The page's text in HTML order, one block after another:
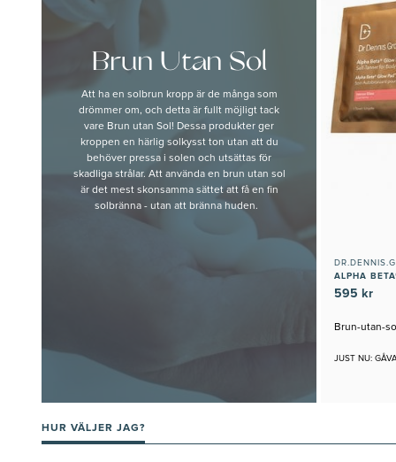
Brun Utan Sol
Att ha en solbrun kropp är de många som
drömmer om, och detta är fullt möjligt tack
vare Brun utan Sol! Dessa produkter ger
kroppen en härlig solkysst ton utan att du
behöver pressa i solen och utsättas för
skadliga strålar. Att använda en brun utan sol
är det mest skonsamma sättet att få en fin
solbränna - utan att bränna huden.
595 kr
Brun-utan-
JUST NU:
HUR VÄLJER JAG?